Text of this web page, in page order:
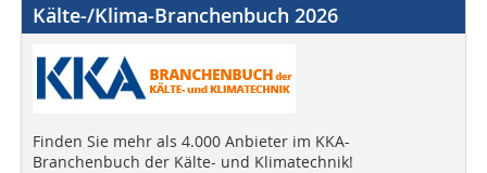
Kälte-/Klima-Branchenbuch 2026
Finden Sie mehr als 4.000 Anbieter im KKA-
Branchenbuch der Kälte- und Klimatechnik!